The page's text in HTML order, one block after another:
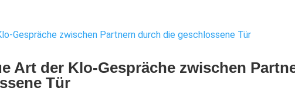
Art der Klo-Gespräche zwischen
Tür